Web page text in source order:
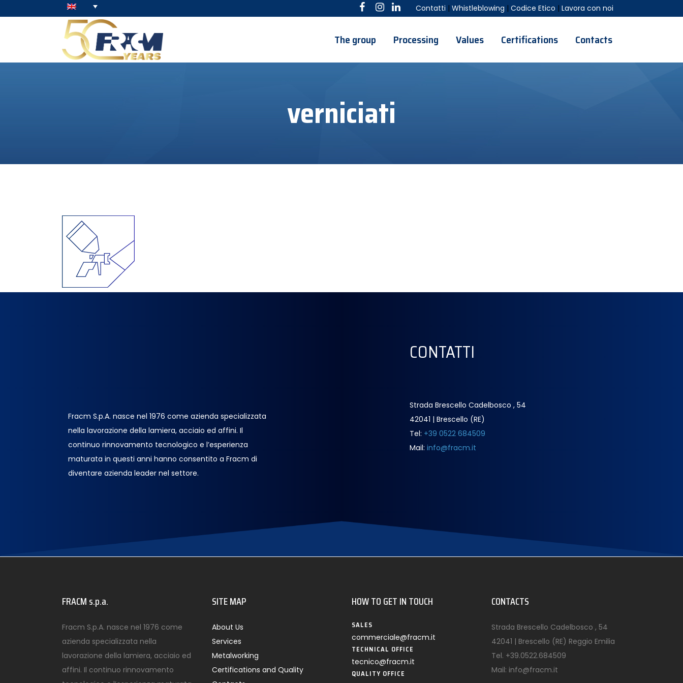
Contatti | Whistleblowing | Codice Etico | Lavora con noi
The group Processing Values Certifications Contacts
verniciati
Fracm S.p.A. nasce nel 1976 come azienda specializzata
nella lavorazione della lamiera, acciaio ed affini. Il
continuo rinnovamento tecnologico e l’esperienza
maturata in questi anni hanno consentito a Fracm di
diventare azienda leader nel settore.
CONTATTI
Strada Brescello Cadelbosco , 54
42041 | Brescello (RE)
Tel: +39 0522 684509
Mail:info@fracm.it
FRACM s.p.a.
Fracm S.p.A. nasce nel 1976 come
azienda specializzata nella
lavorazione della lamiera, acciaio ed
affini. Il continuo rinnovamento
SITE MAP
About Us
Services
Metalworking
Certifications and Quality
HOW TO GET IN TOUCH
SALES
commerciale@fracm.it
TECHNICAL OFFICE
tecnico@fracm.it
QUALITY OFFICE
CONTACTS
Strada Brescello Cadelbosco , 54
42041 | Brescello (RE) Reggio Emilia
Tel. +39.0522.684509
Mail: info@fracm.it